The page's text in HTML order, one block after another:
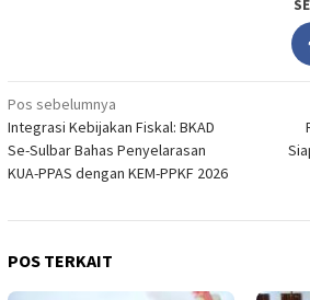
Navigasi
pos
Pos sebelumnya
Integrasi Kebijakan Fiskal: BKAD
Se-Sulbar Bahas Penyelarasan
KUA-PPAS dengan KEM-PPKF 2026
POS TERKAIT